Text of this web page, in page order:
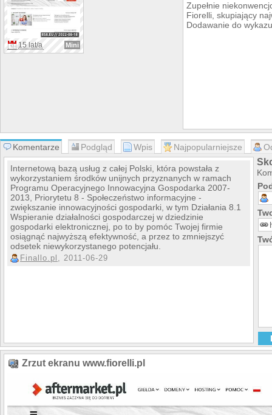
15 lat/a Mini
Zupełnie
Fiorelli, skupiający
Dodawanie do
Komentarze Podgląd Wpis Najpopularniejsze
Internetową bazą usług z całej Polski, która powstała z
wykorzystaniem środków unijnych przyznanych w ramach
Programu Operacyjnego Innowacyjna Gospodarka 2007-
2013, Priorytetu 8 - Społeczeństwo informacyjne -
zwiększanie innowacyjności gospodarki, w tym Działania 8.1
Wspieranie działalności gospodarczej w dziedzinie
gospodarki elektronicznej, po to by pomóc Twojej firmie
osiągnąć najwyższą efektywność, a przez to zmniejszyć
odsetek niewykorzystanego potencjału.
Finallo.pl , 2011-06-29
Zrzut ekranu www.fiorelli.pl